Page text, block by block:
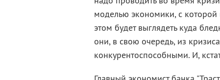
моделью экономики, с
этом будет выглядеть куда
они, в свою очередь, из
конкурентоспособными. И,